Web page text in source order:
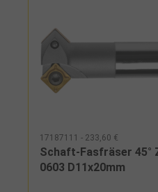
17187111 - 233,60 €
Schaft-Fasfräser 45°
0603 D11x20mm